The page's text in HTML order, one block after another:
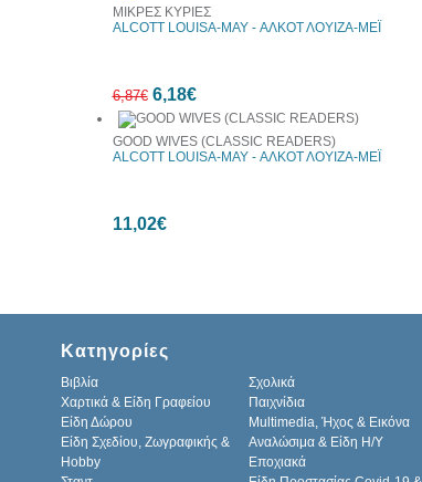
ΜΙΚΡΕΣ ΚΥΡΙΕΣ
ALCOTT LOUISA-MAY - ΑΛΚΟΤ ΛΟΥΙΖΑ-ΜΕΪ
6,87€ 6,18€
GOOD WIVES (CLASSIC READERS)
ALCOTT LOUISA-MAY - ΑΛΚΟΤ ΛΟΥΙΖΑ-ΜΕΪ
11,02€
Κατηγορίες
Βιβλία
Σχολικά
Χαρτικά & Είδη Γραφείου
Παιχνίδια
Είδη Δώρου
Multimedia, Ήχος & Εικόνα
Είδη Σχεδίου, Ζωγραφικής &
Hobby
Αναλώσιμα & Είδη Η/Υ
Εποχιακά